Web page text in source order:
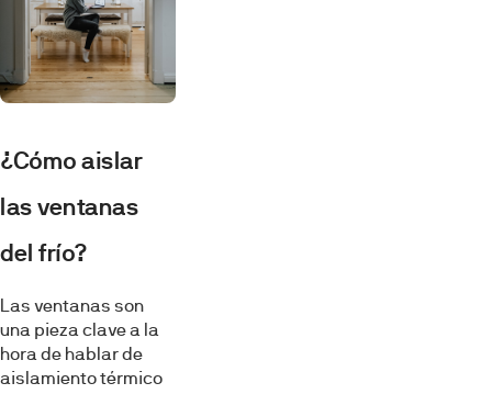
¿Cómo aislar
las ventanas
del frío?
Las ventanas son
una pieza clave a la
hora de hablar de
aislamiento térmico